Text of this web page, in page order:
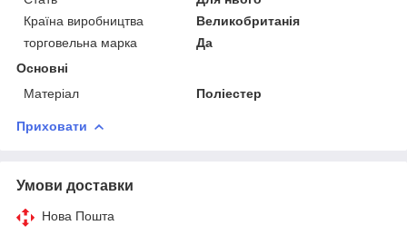
Країна виробництва
Великобританія
торговельна марка
Да
Основні
Матеріал
Поліестер
Приховати
Умови доставки
Нова Пошта